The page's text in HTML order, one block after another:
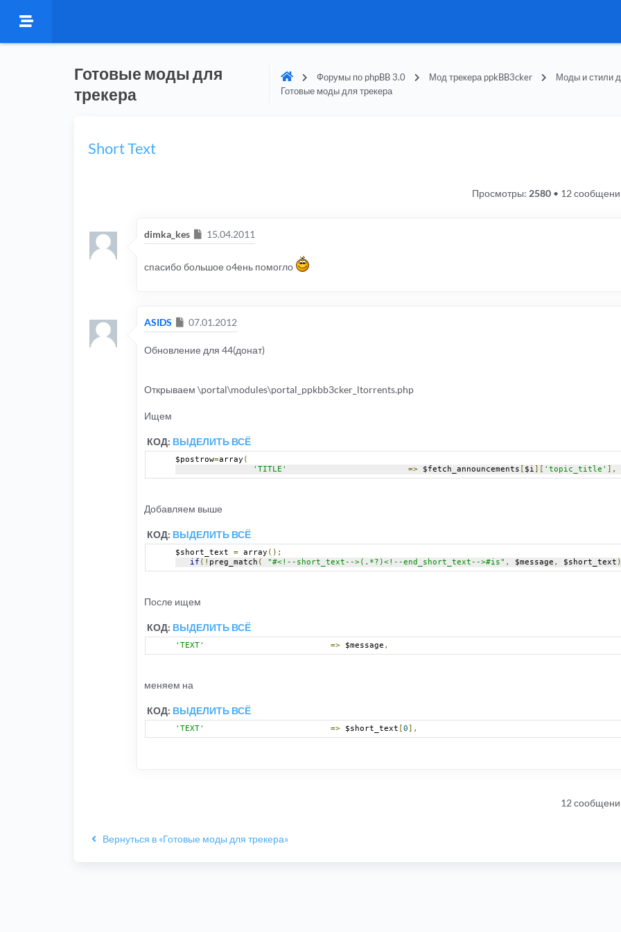
Готовые моды для
трекера
Форумы по phpBB 3.0 Мод трекера ppkBB3cker
Моды и стили
Готовые моды для трекера
Short Text
12
Просмотры: 2580•
dimka_kes Сообщение
15.04.2011
спасибо большое о4ень помогло
ASIDS Сообщение
07.01.2012
Обновление для 44(донат)
Открываем \portal\modules\portal_ppkbb3cker_ltorrents.php
Ищем
КОД: ВЫДЕЛИТЬ ВСЁ
$postrow=array (
'TITLE'
=> $fetch_announcements $i 'topic_title' ],
Добавляем выше
КОД: ВЫДЕЛИТЬ ВСЁ
$short_text = array ();
if (! preg_match ( "#<!--short_text-->(.*?)<!--end_short_text-->#is" , $message , $short_text
После ищем
КОД: ВЫДЕЛИТЬ ВСЁ
'TEXT' => $message ,
меняем на
КОД: ВЫДЕЛИТЬ ВСЁ
'TEXT' => $short_text [0],
12
Вернуться в «Готовые моды для трекера»